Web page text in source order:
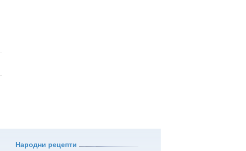
Народни рецепти